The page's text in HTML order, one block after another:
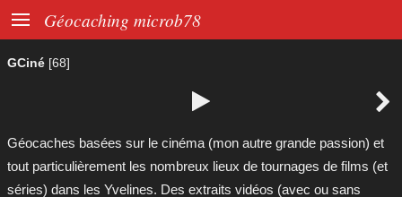
 Géocaching microb78
GCiné [68]
 
Géocaches basées sur le cinéma (mon autre grande passion) et
tout particulièrement les nombreux lieux de tournages de films (et
séries) dans les Yvelines. Des extraits vidéos (avec ou sans